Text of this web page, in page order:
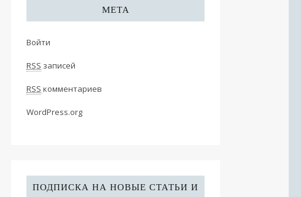
МЕТА
Войти
RSS записей
RSS комментариев
WordPress.org
ПОДПИСКА НА НОВЫЕ СТАТЬИ И